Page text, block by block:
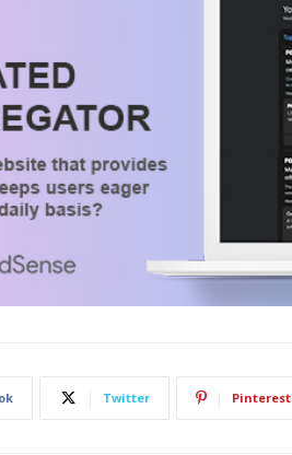
Twitter Pinterest